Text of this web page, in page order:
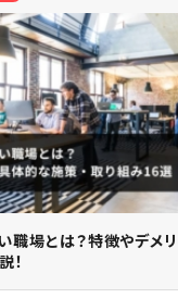
職場とは？特徴やデメリ
！